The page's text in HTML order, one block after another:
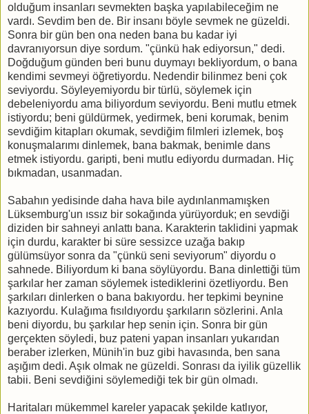
olduğum insanları sevmekten başka yapılabileceğim ne
vardı. Sevdim ben de. Bir insanı böyle sevmek ne güzeldi.
Sonra bir gün ben ona neden bana bu kadar iyi
davranıyorsun diye sordum. "çünkü hak ediyorsun," dedi.
Doğduğum günden beri bunu duymayı bekliyordum, o bana
kendimi sevmeyi öğretiyordu. Nedendir bilinmez beni çok
seviyordu. Söyleyemiyordu bir türlü, söylemek için
debeleniyordu ama biliyordum seviyordu. Beni mutlu etmek
istiyordu; beni güldürmek, yedirmek, beni korumak, benim
sevdiğim kitapları okumak, sevdiğim filmleri izlemek, boş
konuşmalarımı dinlemek, bana bakmak, benimle dans
etmek istiyordu. garipti, beni mutlu ediyordu durmadan. Hiç
bıkmadan, usanmadan.
Sabahın yedisinde daha hava bile aydınlanmamışken
Lüksemburg'un ıssız bir sokağında yürüyorduk; en sevdiği
diziden bir sahneyi anlattı bana. Karakterin taklidini yapmak
için durdu, karakter bi süre sessizce uzağa bakıp
gülümsüyor sonra da "çünkü seni seviyorum" diyordu o
sahnede. Biliyordum ki bana söylüyordu. Bana dinlettiği tüm
şarkılar her zaman söylemek istediklerini özetliyordu. Ben
şarkıları dinlerken o bana bakıyordu. her tepkimi beynine
kazıyordu. Kulağıma fısıldıyordu şarkıların sözlerini. Anla
beni diyordu, bu şarkılar hep senin için. Sonra bir gün
gerçekten söyledi, buz pateni yapan insanları yukarıdan
beraber izlerken, Münih'in buz gibi havasında, ben sana
aşığım dedi. Aşık olmak ne güzeldi. Sonrası da iyilik güzellik
tabii. Beni sevdiğini söylemediği tek bir gün olmadı.
Haritaları mükemmel kareler yapacak şekilde katlıyor,